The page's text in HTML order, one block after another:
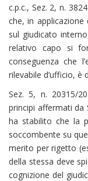
c.p.c., Sez. 2, n.
che, in applicazione
sul giudicato
relativo capo si
conseguenza che
rilevabile d’ufficio, è
Sez. 5, n. 20315/
principi affermati da
ha stabilito che la
soccombente su
merito per rigetto
della stessa deve
cognizione del